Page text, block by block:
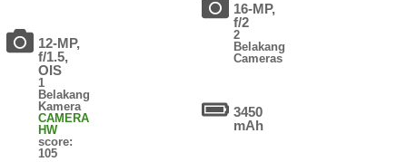
12-MP,
f/1.5,
OIS
1
Belakang
Kamera
CAMERA
HW
score:
105
16-MP,
f/2
2
Belakang
Cameras
3450
mAh